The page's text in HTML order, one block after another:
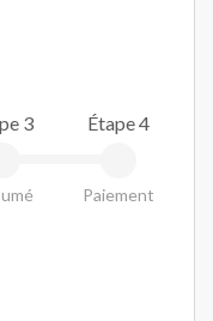
3 Étape 4
Paiement